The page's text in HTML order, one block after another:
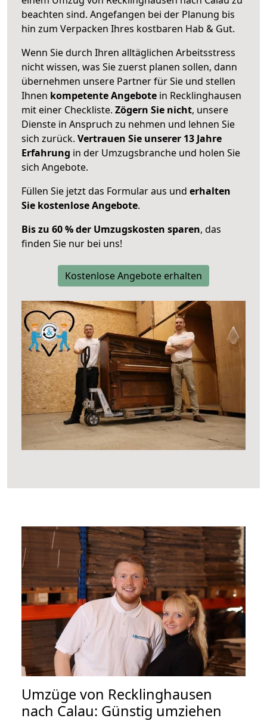
beachten sind. Angefangen bei der Planung bis
hin zum Verpacken Ihres kostbaren Hab & Gut.
Wenn Sie durch Ihren alltäglichen Arbeitsstress
nicht wissen, was Sie zuerst planen sollen, dann
übernehmen unsere Partner für Sie und stellen
Ihnen kompetente Angebote in Recklinghausen
mit einer Checkliste. Zögern Sie nicht, unsere
Dienste in Anspruch zu nehmen und lehnen Sie
sich zurück. Vertrauen Sie unserer 13 Jahre
Erfahrung in der Umzugsbranche und holen Sie
sich Angebote.
Füllen Sie jetzt das Formular aus und erhalten
Sie kostenlose Angebote.
Bis zu 60 % der Umzugskosten sparen, das
finden Sie nur bei uns!
Kostenlose Angebote erhalten
Umzüge von Recklinghausen
nach Calau: Günstig umziehen